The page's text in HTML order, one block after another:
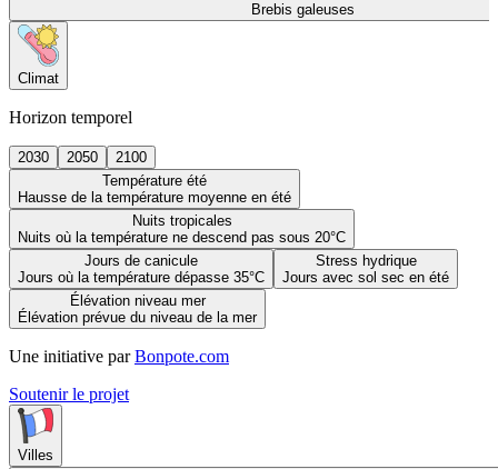
Brebis galeuses
Climat
Horizon temporel
2030 2050
2100
Température été
Hausse de la température moyenne en été
Nuits tropicales
Nuits où la température ne descend pas sous 20°C
Jours de canicule
Jours où la température dépasse 35°C
Stress hydrique
Jours avec sol sec en été
Élévation niveau mer
Élévation prévue du niveau de la mer
Une initiative par Bonpote.com
Soutenir le projet
Villes